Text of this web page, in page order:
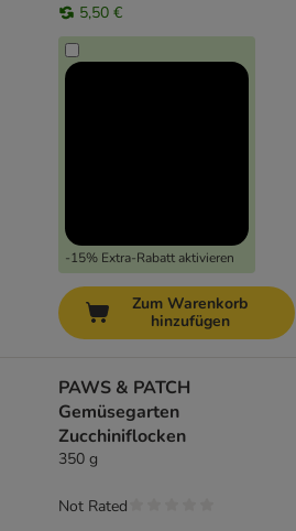
5,50 €
-15% Extra-Rabatt aktivieren
Zum Warenkorb
hinzufügen
PAWS & PATCH
Gemüsegarten
Zucchiniflocken
350 g
Not Rated